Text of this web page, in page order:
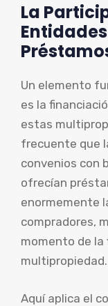
La
Un elemento
es la
estas
frecuente que
convenios con
ofrecían
enormemente
compradores,
momento de la
multipropiedad.
Aquí aplica el